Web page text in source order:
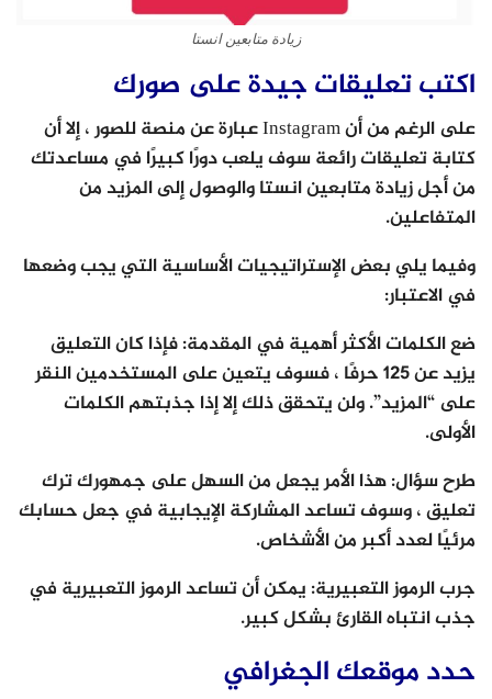
زيادة متابعين انستا
اكتب تعليقات جيدة على صورك
على الرغم من أن Instagram عبارة عن منصة للصور ، إلا أن
كتابة تعليقات رائعة سوف يلعب دورًا كبيرًا في مساعدتك
من أجل زيادة متابعين انستا والوصول إلى المزيد من
المتفاعلين.
وفيما يلي بعض الإستراتيجيات الأساسية التي يجب وضعها
في الاعتبار:
ضع الكلمات الأكثر أهمية في المقدمة: فإذا كان التعليق
يزيد عن 125 حرفًا ، فسوف يتعين على المستخدمين النقر
على “المزيد”. ولن يتحقق ذلك إلا إذا جذبتهم الكلمات
الأولى.
طرح سؤال: هذا الأمر يجعل من السهل على جمهورك ترك
تعليق ، وسوف تساعد المشاركة الإيجابية في جعل حسابك
مرئيًا لعدد أكبر من الأشخاص.
جرب الرموز التعبيرية: يمكن أن تساعد الرموز التعبيرية في
جذب انتباه القارئ بشكل كبير.
حدد موقعك الجغرافي